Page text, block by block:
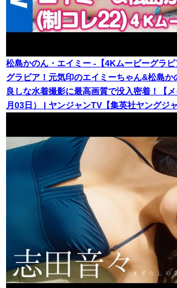
松島かのん・エイミー -【4Kムービーグラ
グラビア！元気印のエイミーちゃん&松島か
良しな水着撮影に最高画質で没入密着！【
月03日） | ヤンジャンTV【集英社ヤングジ